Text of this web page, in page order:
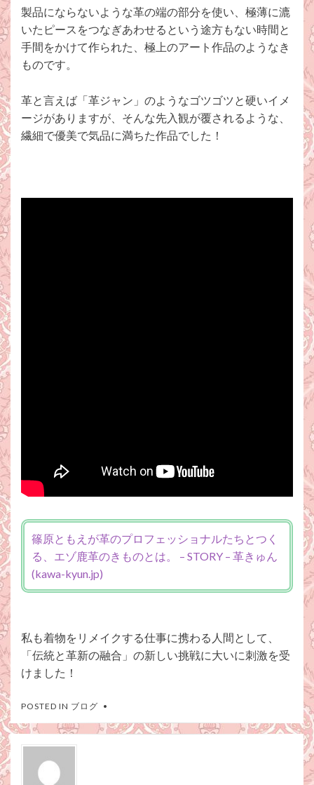
製品にならないような革の端の部分を使い、極薄に漉
いたピースをつなぎあわせるという途方もない時間と
手間をかけて作られた、極上のアート作品のようなき
ものです。
革と言えば「革ジャン」のようなゴツゴツと硬いイメ
ージがありますが、そんな先入観が覆されるような、
繊細で優美で気品に満ちた作品でした！
篠原ともえが革のプロフェッショナルたちとつく
る、エゾ⿅⾰のきものとは。 – STORY – 革きゅん
(kawa-kyun.jp)
私も着物をリメイクする仕事に携わる人間として、
「伝統と革新の融合」の新しい挑戦に大いに刺激を受
けました！
POSTED IN ブログ